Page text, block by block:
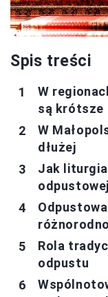
Spis treści
W
są krótsze
W
dłużej
Jak liturgia
Rola
odpustu